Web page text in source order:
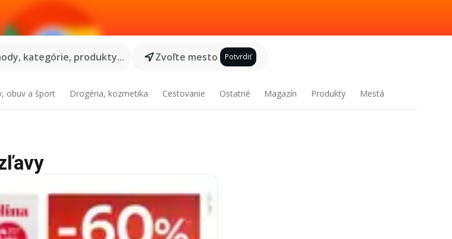
kategórie, produkty...
Zvoľte mesto Potvrdiť
obuv a šport Drogéria, kozmetika Cestovanie Ostatné Magazín Produkty Mestá